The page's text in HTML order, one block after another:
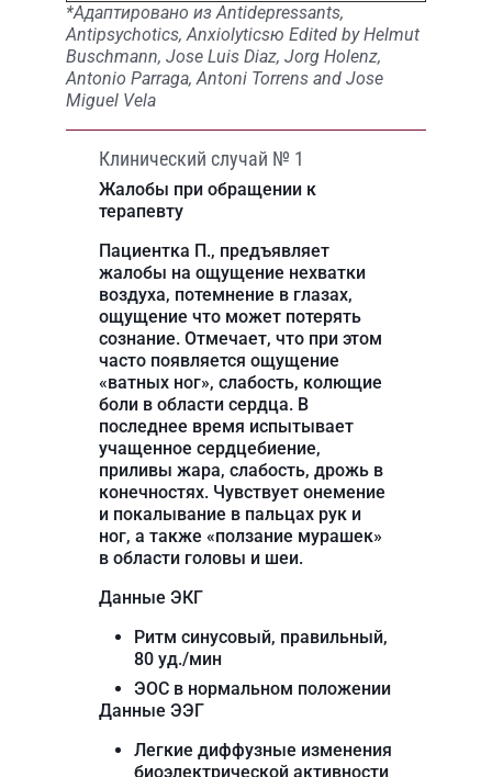
*Адаптировано из Antidepressants,
Antipsychotics, Anxiolyticsю Edited by Helmut
Buschmann, Jose Luis Diaz, Jorg Holenz,
Antonio Parraga, Antoni Torrens and Jose
Miguel Vela
Клинический случай № 1
Жалобы при обращении к
терапевту
Пациентка П., предъявляет
жалобы на ощущение нехватки
воздуха, потемнение в глазах,
ощущение что может потерять
сознание. Отмечает, что при этом
часто появляется ощущение
«ватных ног», слабость, колющие
боли в области сердца. В
последнее время испытывает
учащенное сердцебиение,
приливы жара, слабость, дрожь в
конечностях. Чувствует онемение
и покалывание в пальцах рук и
ног, а также «ползание мурашек»
в области головы и шеи.
Данные ЭКГ
Ритм синусовый, правильный,
80 уд./мин
ЭОС в нормальном положении
Данные ЭЭГ
Легкие диффузные изменения
биоэлектрической активности